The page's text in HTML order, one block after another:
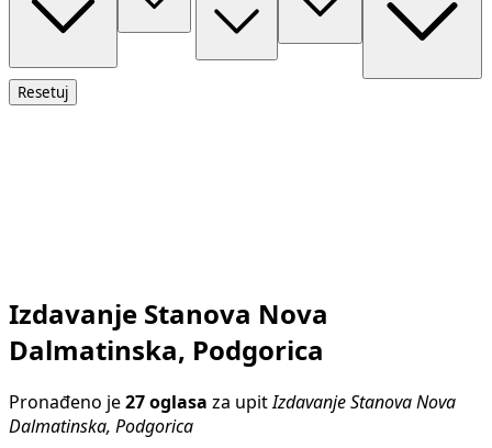
Resetuj
Izdavanje Stanova Nova
Dalmatinska, Podgorica
Pronađeno je 27 oglasa za upit Izdavanje Stanova Nova
Dalmatinska, Podgorica